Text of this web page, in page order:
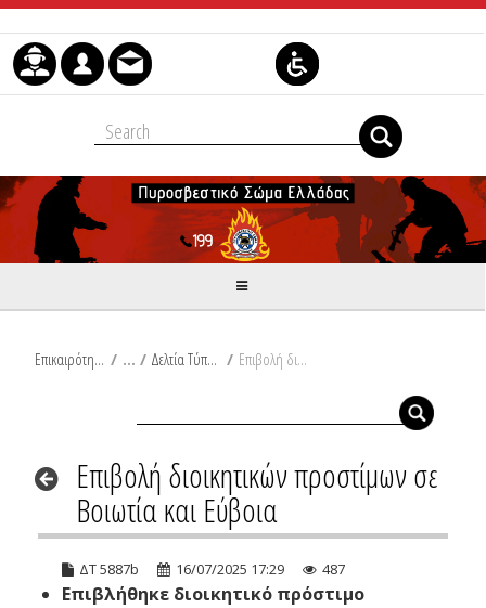
Μετάβαση στο περιεχόμενο
Επικαιρότητα / Δελτία Τύπου / Eπιβολή διοικητικών προστίμων σε Βοιωτία και Εύβοια
Eπιβολή διοικητικών προστίμων σε
Βοιωτία και Εύβοια
ΔΤ 5887b 16/07/2025 17:29 487
Επιβλήθηκε διοικητικό πρόστιμο